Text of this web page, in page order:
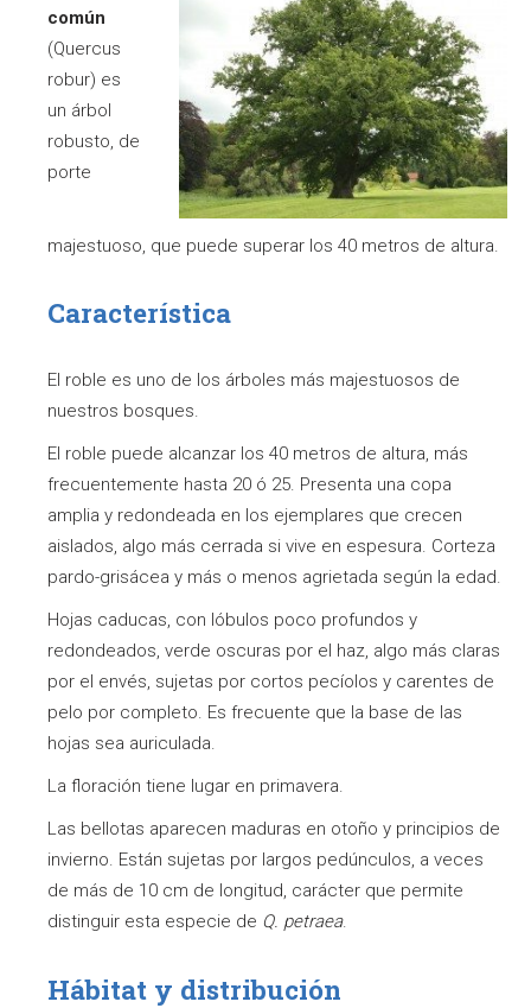
común
(Quercus
robur) es
un árbol
robusto, de
porte
majestuoso, que puede superar los 40 metros de altura.
Característica
El roble es uno de los árboles más majestuosos de
nuestros bosques.
El roble puede alcanzar los 40 metros de altura, más
frecuentemente hasta 20 ó 25. Presenta una copa
amplia y redondeada en los ejemplares que crecen
aislados, algo más cerrada si vive en espesura. Corteza
pardo-grisácea y más o menos agrietada según la edad.
Hojas caducas, con lóbulos poco profundos y
redondeados, verde oscuras por el haz, algo más claras
por el envés, sujetas por cortos pecíolos y carentes de
pelo por completo. Es frecuente que la base de las
hojas sea auriculada.
La floración tiene lugar en primavera.
Las bellotas aparecen maduras en otoño y principios de
invierno. Están sujetas por largos pedúnculos, a veces
de más de 10 cm de longitud, carácter que permite
distinguir esta especie de Q. petraea.
Hábitat y distribución